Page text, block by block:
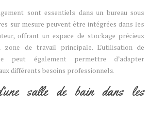
sont essentiels dans un bureau sous
sur mesure peuvent être intégrées dans les
offrant un espace de stockage précieux
zone de travail principale. L’utilisation de
peut également permettre d’adapter
différents besoins professionnels.
salle de bain dans les